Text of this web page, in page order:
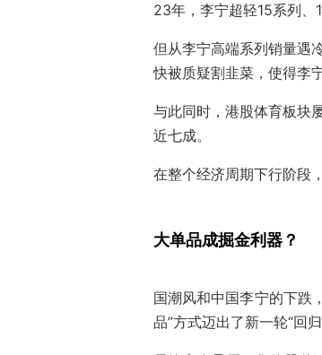
23年，李宁超轻15系列
但从李宁高端系列销量遇
快被质疑割韭菜，使得李
与此同时，港股体育板块
近七成。
在整个经济周期下行阶段
大单品成掘金利器？
国潮风和中国李宁的下跌
品”方式迈出了新一轮“回